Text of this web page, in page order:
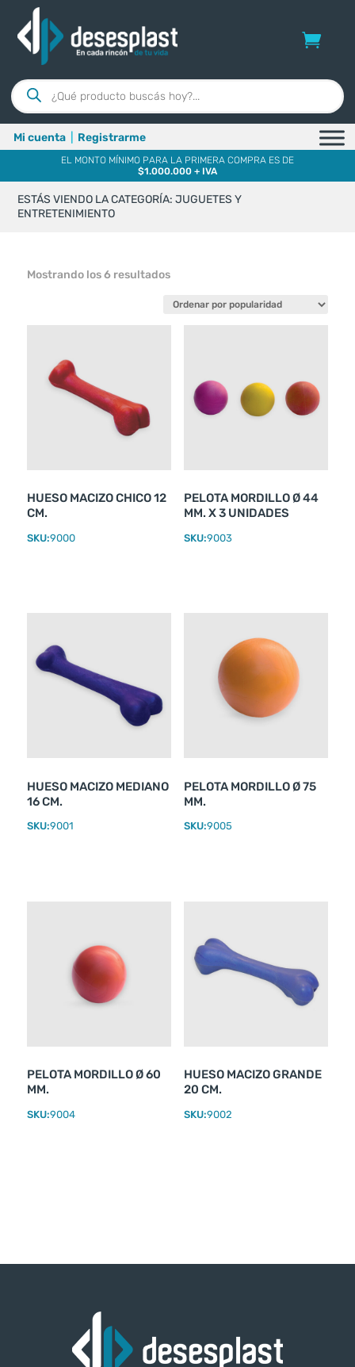
Búsqueda
de
productos
Mi cuenta Registrarme
EL MONTO MÍNIMO PARA LA PRIMERA COMPRA ES DE
$1.000.000 + IVA
ESTÁS VIENDO LA CATEGORÍA: JUGUETES Y
ENTRETENIMIENTO
Mostrando los 6 resultadosOrdenado
popularidad
HUESO MACIZO CHICO 12
CM.
SKU:9000
PELOTA MORDILLO Ø 44
MM. X 3 UNIDADES
SKU:9003
HUESO MACIZO MEDIANO
16 CM.
SKU:9001
PELOTA MORDILLO Ø 75
MM.
SKU:9005
PELOTA MORDILLO Ø 60
MM.
SKU:9004
HUESO MACIZO GRANDE
20 CM.
SKU:9002